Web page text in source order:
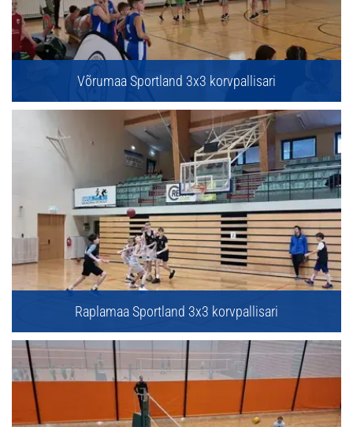
Võrumaa Sportland 3x3 korvpallisari
Raplamaa Sportland 3x3 korvpallisari